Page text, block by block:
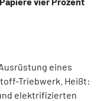
eines
Triebwerk. Heißt:
elektrifizierten